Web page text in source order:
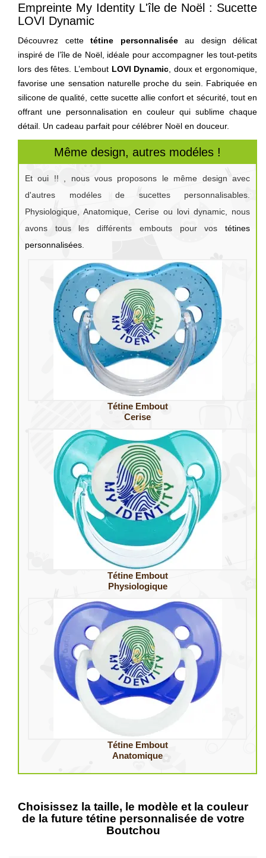
Empreinte My Identity L'île de Noël : Sucette
LOVI Dynamic
Découvrez cette tétine personnaliséeau design délicat
inspiré de l’île de Noël, idéale pour accompagner les tout-petits
lors des fêtes. L’embout LOVI Dynamic , doux et ergonomique,
favorise une sensation naturelle proche du sein. Fabriquée en
silicone de qualité, cette sucette allie confort et sécurité, tout en
offrant une personnalisation en couleur qui sublime chaque
détail. Un cadeau parfait pour célébrer Noël en douceur.
Même design, autres modéles !
Et oui !! , nous vous proposons le même design avec
d'autres modéles de sucettes personnalisables.
Physiologique, Anatomique, Cerise ou lovi dynamic, nous
avons tous les différents embouts pour vos tétines
personnalisées
Tétine Embout
Cerise
Tétine Embout
Physiologique
Tétine Embout
Anatomique
Choisissez la taille, le modèle et la couleur
de la future tétine personnalisée de votre
Boutchou